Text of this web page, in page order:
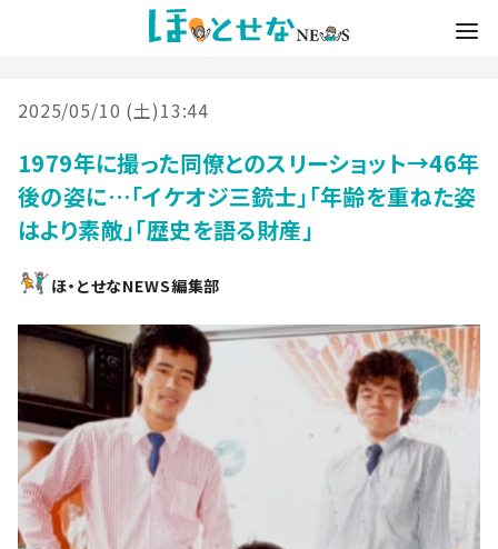
2025/05/10 (土)13:44
1979年に撮った同僚とのスリーショット→46年
後の姿に…「イケオジ三銃士」「年齢を重ねた姿
はより素敵」「歴史を語る財産」
ほ・とせなNEWS編集部